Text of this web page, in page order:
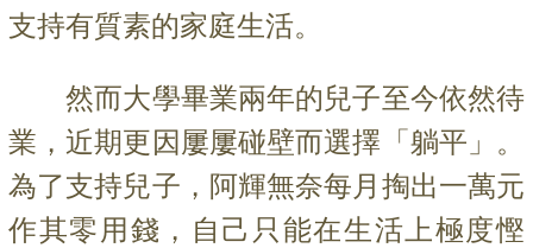
支持有質素的家庭生活。
然而大學畢業兩年的兒子至今依然待
業，近期更因屢屢碰壁而選擇「躺平」。
為了支持兒子，阿輝無奈每月掏出一萬元
作其零用錢，自己只能在生活上極度慳